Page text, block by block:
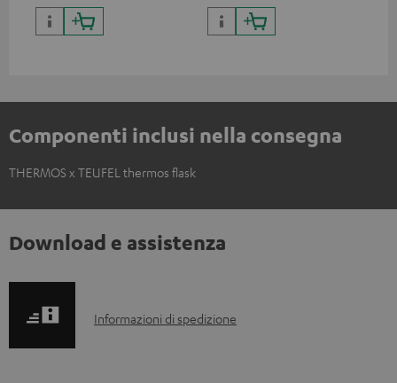
Componenti inclusi nella consegna
THERMOS x TEUFEL thermos flask
Download e assistenza
IInformazioni di spedizione